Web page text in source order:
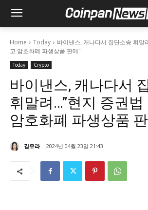
Home Today
바이낸스, 캐나다서 집단소송 휘말
고 암호화폐 파생상품 판매"
Today Crypto
바이낸스, 캐나다서
휘말려…”현지 증권
암호화폐 파생상품
김유라 2024년 04월 23일 21:43